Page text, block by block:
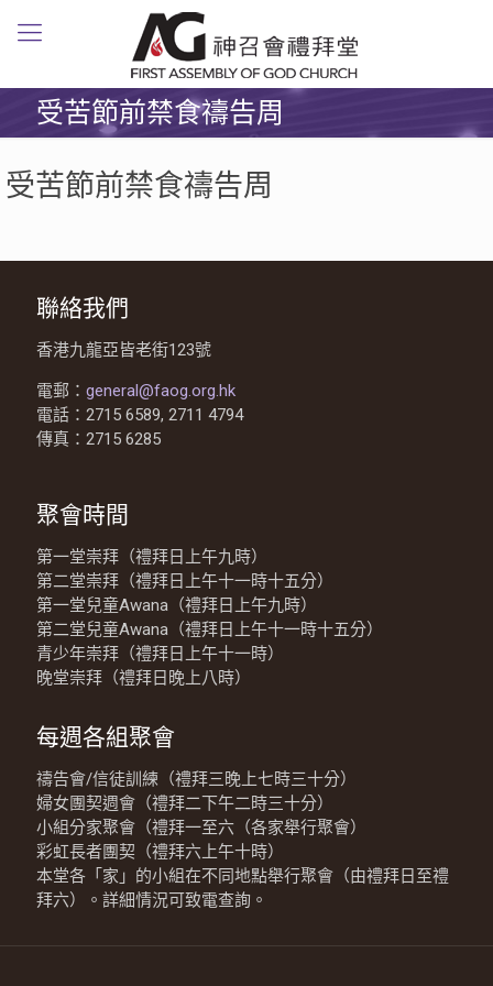
受苦節前禁食禱告周
受苦節前禁食禱告周
聯絡我們
香港九龍亞皆老街123號
電郵： general@faog.org.hk
電話：2715 6589, 2711 4794
傳真：2715 6285
聚會時間
第一堂崇拜（禮拜日上午九時）
第二堂崇拜（禮拜日上午十一時十五分）
第一堂兒童Awana（禮拜日上午九時）
第二堂兒童Awana（禮拜日上午十一時十五分）
青少年崇拜（禮拜日上午十一時）
晚堂崇拜（禮拜日晚上八時）
每週各組聚會
禱告會/信徒訓練（禮拜三晚上七時三十分）
婦女團契週會（禮拜二下午二時三十分）
小組分家聚會（禮拜一至六（各家舉行聚會）
彩虹長者團契（禮拜六上午十時）
本堂各「家」的小組在不同地點舉行聚會（由禮拜日至禮
拜六）。詳細情況可致電查詢。